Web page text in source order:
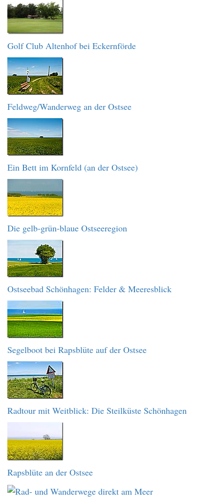
Golf Club Altenhof bei Eckernförde
Feldweg/Wanderweg an der Ostsee
Ein Bett im Kornfeld (an der Ostsee)
Die gelb-grün-blaue Ostseeregion
Ostseebad Schönhagen: Felder & Meeresblick
Segelboot bei Rapsblüte auf der Ostsee
Radtour mit Weitblick: Die Steilküste Schönhagen
Rapsblüte an der Ostsee